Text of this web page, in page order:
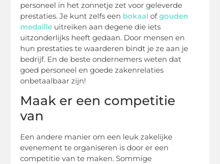
personeel in het zonnetje zet voor geleverde
prestaties. Je kunt zelfs een bokaal ofgouden
medaille uitreiken aan degene die iets
uitzonderlijks heeft gedaan. Door mensen en
hun prestaties te waarderen bindt je ze aan je
bedrijf. En de beste ondernemers weten dat
goed personeel en goede zakenrelaties
onbetaalbaar zijn!
Maak er een competitie
van
Een andere manier om een leuk zakelijke
evenement te organiseren is door er een
competitie van te maken. Sommige